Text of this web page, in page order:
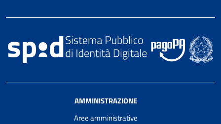
AMMINISTRAZIONE
Aree amministrative